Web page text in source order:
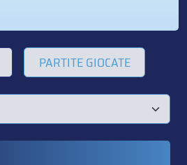
PARTITE GIOCATE